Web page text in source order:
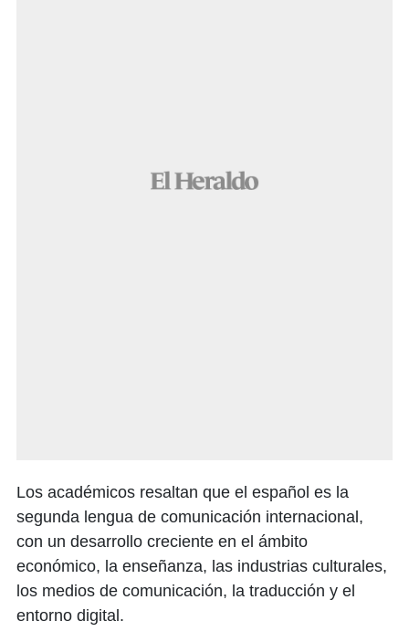
Los académicos resaltan que el español es la
segunda lengua de comunicación internacional,
con un desarrollo creciente en el ámbito
económico, la enseñanza, las industrias culturales,
los medios de comunicación, la traducción y el
entorno digital.